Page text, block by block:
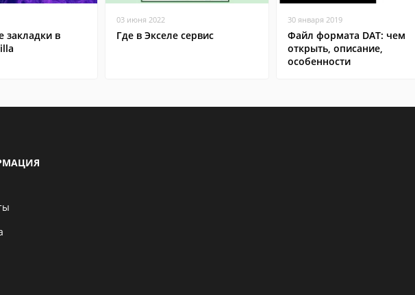
закладки в
03 июня 2022
Где в Экселе сервис
30 января 2019
Файл формата DAT: чем
открыть, описание,
особенности